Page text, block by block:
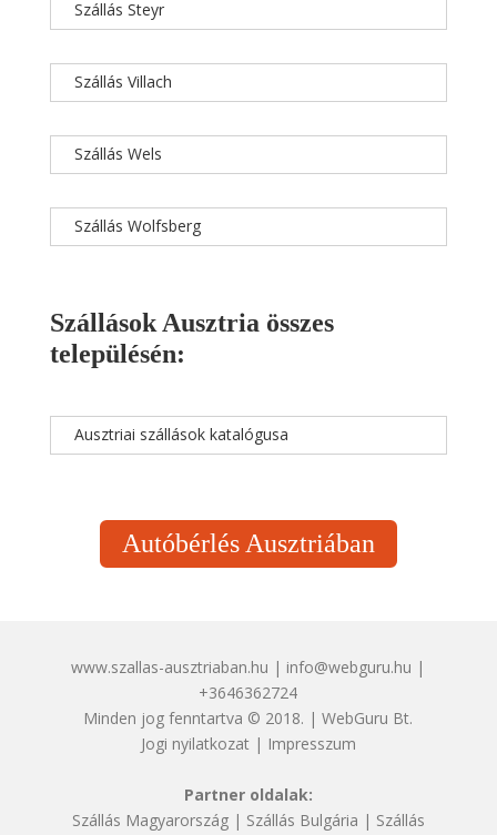
Szállás Steyr
Szállás Villach
Szállás Wels
Szállás Wolfsberg
Szállások Ausztria összes
településén:
Ausztriai szállások katalógusa
Autóbérlés Ausztriában
www.szallas-ausztriaban.hu | info@webguru.hu |
+3646362724
Minden jog fenntartva © 2018. | WebGuru Bt.
Jogi nyilatkozat| Impresszum
Partner oldalak:
Szállás Magyarország| Szállás Bulgária | Szállás